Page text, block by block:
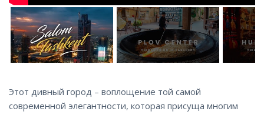
Этот дивный город – воплощение той самой
современной элегантности, которая присуща многим